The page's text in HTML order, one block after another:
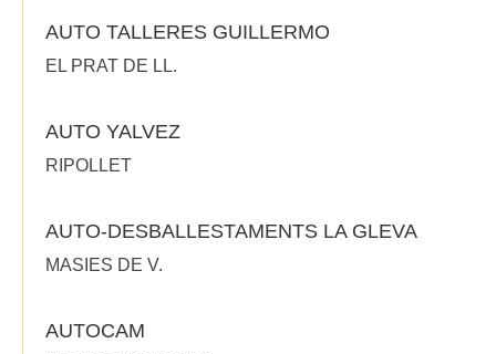
AUTO TALLERES GUILLERMO
EL PRAT DE LL.
AUTO YALVEZ
RIPOLLET
AUTO-DESBALLESTAMENTS LA GLEVA
MASIES DE V.
AUTOCAM